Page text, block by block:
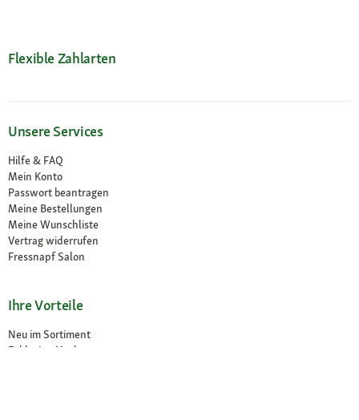
Flexible Zahlarten
Unsere Services
Hilfe & FAQ
Mein Konto
Passwort beantragen
Meine Bestellungen
Meine Wunschliste
Vertrag widerrufen
Fressnapf Salon
Ihre Vorteile
Neu im Sortiment
Exklusive Marken